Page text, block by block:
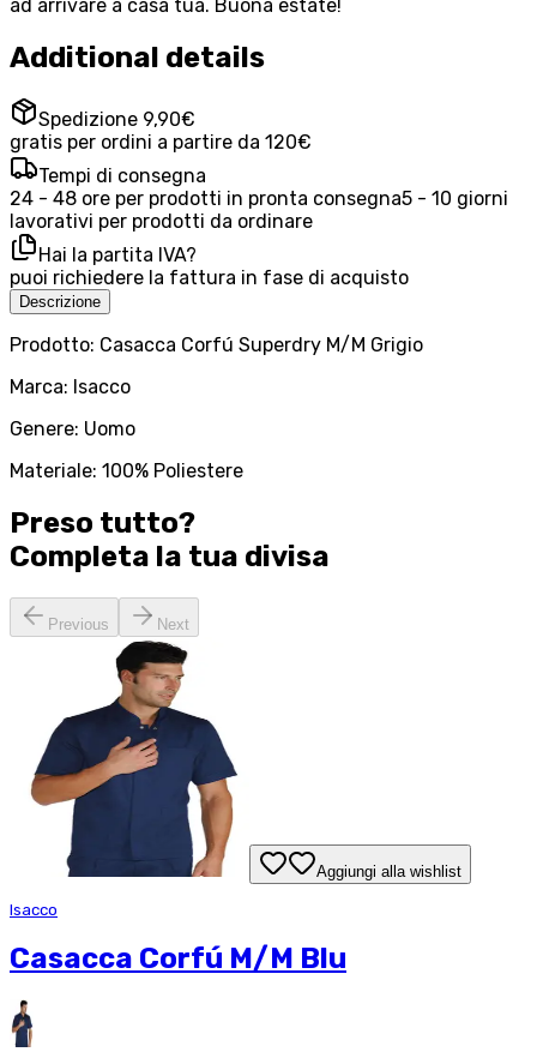
ad arrivare a casa tua. Buona estate!
Additional details
Spedizione 9,90€
gratis per ordini a partire da 120€
Tempi di consegna
24 - 48 ore per prodotti in pronta consegna5 - 10 giorni
lavorativi per prodotti da ordinare
Hai la partita IVA?
puoi richiedere la fattura in fase di acquisto
Descrizione
Prodotto: Casacca Corfú Superdry M/M Grigio
Marca: Isacco
Genere: Uomo
Materiale: 100% Poliestere
Preso tutto?
Completa la tua divisa
Previous Next
Aggiungi alla wishlist
Isacco
Casacca Corfú M/M Blu